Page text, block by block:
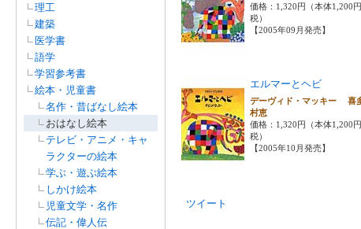
理工
建築
医学書
語学
学習参考書
絵本・児童書
名作・昔ばなし絵本
おはなし絵本
テレビ・アニメ・キャ
ラクターの絵本
学ぶ・遊ぶ絵本
しかけ絵本
児童文学・名作
伝記・偉人伝
価格：1,320円（本体1,200
税）
【2005年09月発売】
エルマーとヘビ
デーヴィド・マッキー 喜
村恵
価格：1,320円（本体1,200
税）
【2005年10月発売】
ツイート